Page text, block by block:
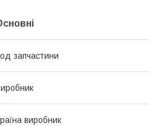
запчастини
виробник